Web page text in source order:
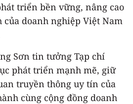
triển bền vững, nâng cao
doanh nghiệp Việt Nam
Sơn tin tưởng Tạp chí
phát triển mạnh mẽ, giữ
truyền thông uy tín của
cùng cộng đồng doanh